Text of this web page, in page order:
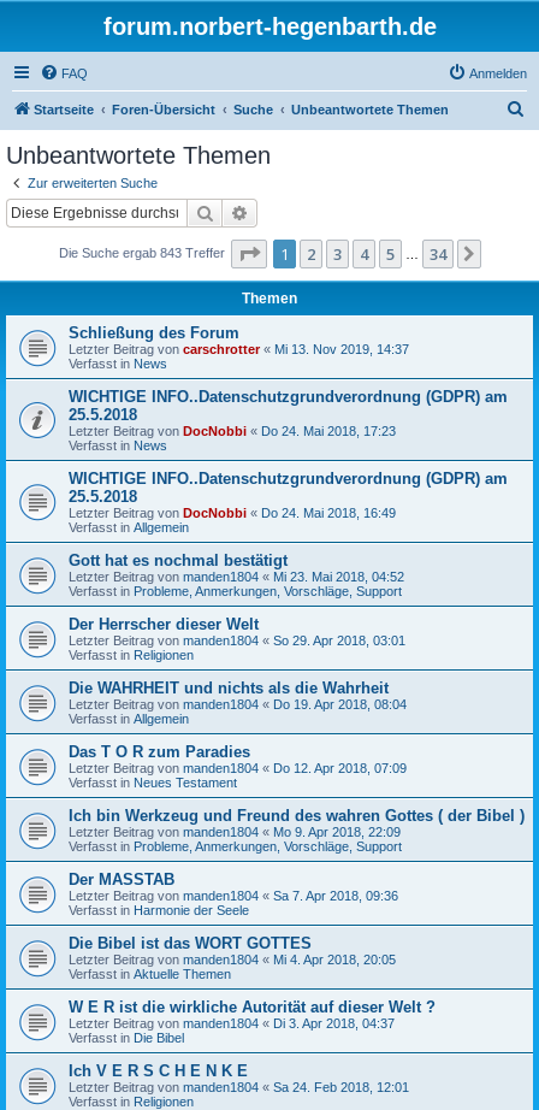
forum.norbert-hegenbarth.de
FAQ Anmelden
Startseite Foren-Übersicht Suche Unbeantwortete Themen
Unbeantwortete Themen
Zur erweiterten Suche
Suche
Die Suche ergab 843 Treffer Seite 1von 34
1 2 3 4 5 34
Themen
Schließung des Forum
Letzter Beitrag von carschrotter« Mi 13. Nov 2019, 14:37
Verfasst in News
WICHTIGE INFO..Datenschutzgrundverordnung (GDPR) am
25.5.2018
Letzter Beitrag von DocNobbi « Do 24. Mai 2018, 17:23
Verfasst in News
WICHTIGE INFO..Datenschutzgrundverordnung (GDPR) am
25.5.2018
Letzter Beitrag von DocNobbi « Do 24. Mai 2018, 16:49
Verfasst in Allgemein
Gott hat es nochmal bestätigt
Letzter Beitrag von manden1804 « Mi 23. Mai 2018, 04:52
Verfasst in Probleme, Anmerkungen, Vorschläge, Support
Der Herrscher dieser Welt
Letzter Beitrag von manden1804 « So 29. Apr 2018, 03:01
Verfasst in Religionen
Die WAHRHEIT und nichts als die Wahrheit
Letzter Beitrag von manden1804 « Do 19. Apr 2018, 08:04
Verfasst in Allgemein
Das T O R zum Paradies
Letzter Beitrag von manden1804 « Do 12. Apr 2018, 07:09
Verfasst in Neues Testament
Ich bin Werkzeug und Freund des wahren Gottes ( der Bibel )
Letzter Beitrag von manden1804 « Mo 9. Apr 2018, 22:09
Verfasst in Probleme, Anmerkungen, Vorschläge, Support
Der MASSTAB
Letzter Beitrag von manden1804 « Sa 7. Apr 2018, 09:36
Verfasst in Harmonie der Seele
Die Bibel ist das WORT GOTTES
Letzter Beitrag von manden1804 « Mi 4. Apr 2018, 20:05
Verfasst in Aktuelle Themen
W E R ist die wirkliche Autorität auf dieser Welt ?
Letzter Beitrag von manden1804 « Di 3. Apr 2018, 04:37
Verfasst in Die Bibel
Ich V E R S C H E N K E
Letzter Beitrag von manden1804 « Sa 24. Feb 2018, 12:01
Verfasst in Religionen